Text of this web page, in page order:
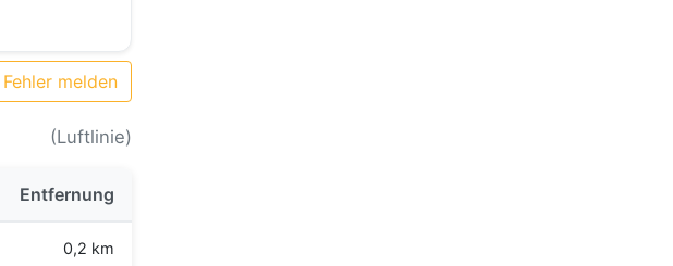
Fehler melden
(Luftlinie)
Entfernung
0,2 km